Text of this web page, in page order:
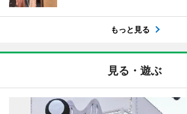
もっと見る
見る・遊ぶ